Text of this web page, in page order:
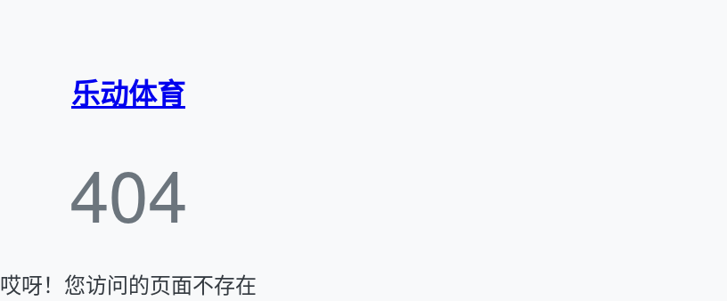
乐动体育
404
哎呀！您访问的页面不存在